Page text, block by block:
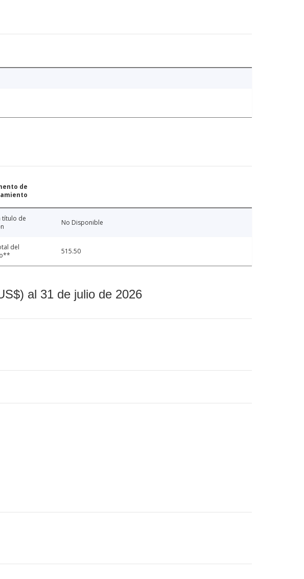
de
título de
No Disponible
del
515.50
al 31 de julio de 2026